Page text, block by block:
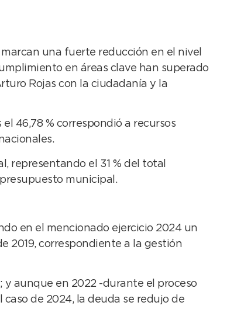
una fuerte reducción en el nivel
en áreas clave han superado
Rojas con la ciudadanía y la
46,78 % correspondió a recursos
representando el 31 % del total
municipal.
en el mencionado ejercicio 2024 un
2019, correspondiente a la gestión
y aunque en 2022 -durante el proceso
caso de 2024, la deuda se redujo de